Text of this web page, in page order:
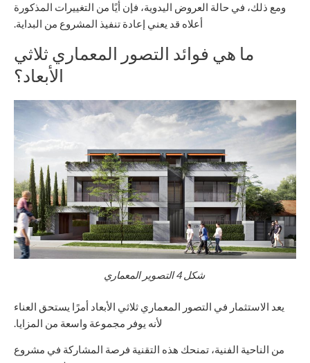
ومع ذلك، في حالة العروض اليدوية، فإن أيًا من التغييرات المذكورة
أعلاه قد يعني إعادة تنفيذ المشروع من البداية.
ما هي فوائد التصور المعماري ثلاثي
الأبعاد؟
شكل4التصوير المعماري
يعد الاستثمار في التصور المعماري ثلاثي الأبعاد أمرًا يستحق العناء
لأنه يوفر مجموعة واسعة من المزايا.
من الناحية الفنية، تمنحك هذه التقنية فرصة المشاركة في مشروع